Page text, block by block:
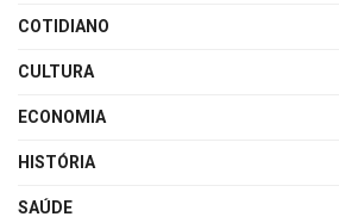
COTIDIANO
CULTURA
ECONOMIA
HISTÓRIA
SAÚDE